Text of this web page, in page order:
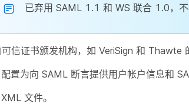
已弃用 SAML 1.1 和 WS 联合 1.0，不
信证书颁发机构，如 VeriSign 和 Thawte
置为向 SAML 断言提供用户帐户信息和
文件。